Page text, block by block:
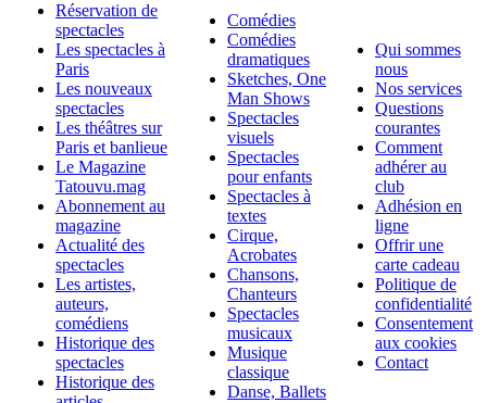
Réservation de
spectacles
Les spectacles à
Paris
Les nouveaux
spectacles
Les théâtres sur
Paris et banlieue
Le Magazine
Tatouvu.mag
Abonnement au
magazine
Actualité des
spectacles
Les artistes,
auteurs,
comédiens
Historique des
spectacles
Historique des
Comédies
Comédies
dramatiques
Sketches, One
Man Shows
Spectacles
visuels
Spectacles
pour enfants
Spectacles à
textes
Cirque,
Acrobates
Chansons,
Chanteurs
Spectacles
musicaux
Musique
classique
Danse, Ballets
Qui sommes
nous
Nos services
Questions
courantes
Comment
adhérer au
club
Adhésion en
ligne
Offrir une
carte cadeau
Politique de
confidentialité
Consentement
aux cookies
Contact